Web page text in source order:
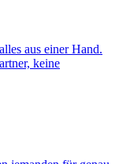
aus einer Hand.
keine